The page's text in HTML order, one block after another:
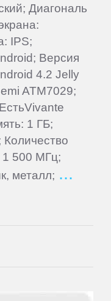
Диагональ
IPS;
Версия
4.2 Jelly
ATM7029;
1 ГБ;
1 500 МГц;
металл;